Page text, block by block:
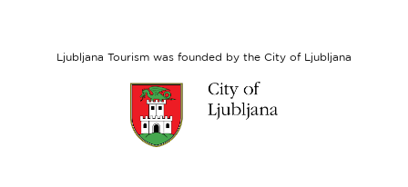
Ljubljana Tourism was founded by the City of Ljubljana